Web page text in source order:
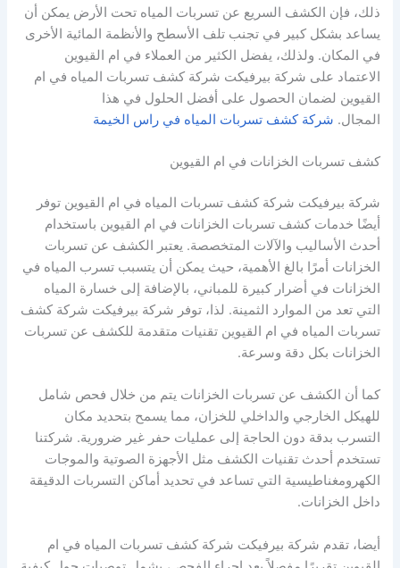
ذلك، فإن الكشف السريع عن تسربات المياه تحت الأرض يمكن أن
يساعد بشكل كبير في تجنب تلف الأسطح والأنظمة المائية الأخرى
في المكان. ولذلك، يفضل الكثير من العملاء في ام القيوين
الاعتماد على شركة بيرفيكت شركة كشف تسربات المياه في ام
القيوين لضمان الحصول على أفضل الحلول في هذا
المجال. شركة كشف تسربات المياه في راس الخيمة
كشف تسربات الخزانات في ام القيوين
شركة بيرفيكت شركة كشف تسربات المياه في ام القيوين توفر
أيضًا خدمات كشف تسربات الخزانات في ام القيوين باستخدام
أحدث الأساليب والآلات المتخصصة. يعتبر الكشف عن تسربات
الخزانات أمرًا بالغ الأهمية، حيث يمكن أن يتسبب تسرب المياه في
الخزانات في أضرار كبيرة للمباني، بالإضافة إلى خسارة المياه
التي تعد من الموارد الثمينة. لذا، توفر شركة بيرفيكت شركة كشف
تسربات المياه في ام القيوين تقنيات متقدمة للكشف عن تسربات
الخزانات بكل دقة وسرعة.
كما أن الكشف عن تسربات الخزانات يتم من خلال فحص شامل
للهيكل الخارجي والداخلي للخزان، مما يسمح بتحديد مكان
التسرب بدقة دون الحاجة إلى عمليات حفر غير ضرورية. شركتنا
تستخدم أحدث تقنيات الكشف مثل الأجهزة الصوتية والموجات
الكهرومغناطيسية التي تساعد في تحديد أماكن التسربات الدقيقة
داخل الخزانات.
أيضا، تقدم شركة بيرفيكت شركة كشف تسربات المياه في ام